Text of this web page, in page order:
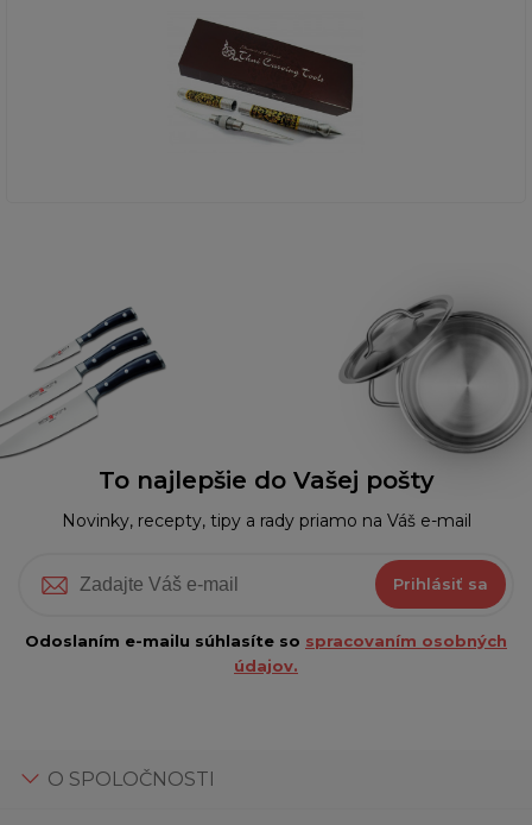
To najlepšie do Vašej pošty
Novinky, recepty, tipy a rady priamo na Váš e-mail
Prihlásiť sa
Odoslaním e-mailu súhlasíte so spracovaním osobných
údajov.
O SPOLOČNOSTI